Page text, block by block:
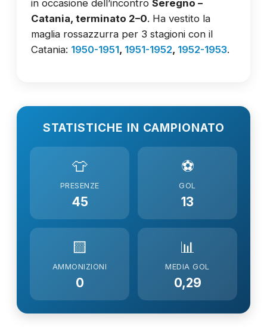
in occasione dell’incontro Seregno –
Catania, terminato 2–0. Ha vestito la
maglia rossazzurra per 3 stagioni con il
Catania: 1950-1951, 1951-1952, 1952-1953.
STATISTICHE IN CAMPIONATO
👕
PRESENZE
45
⚽
GOL
13
🟨
AMMONIZIONI
0
📊
MEDIA GOL
0,29